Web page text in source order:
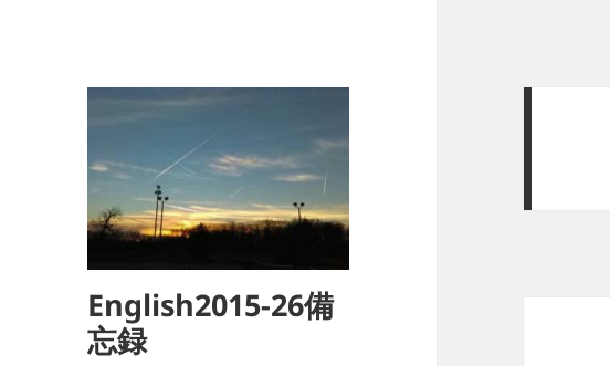
English2015-26備
忘録